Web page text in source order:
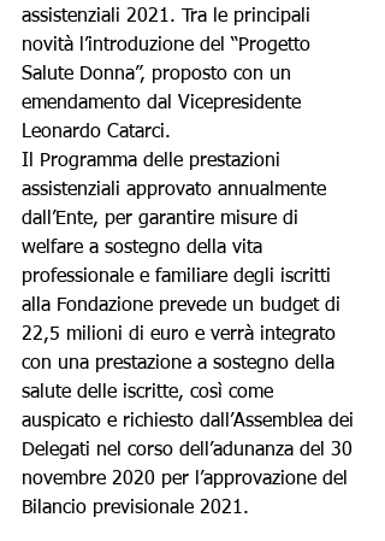
assistenziali 2021. Tra le principali
novità l’introduzione del “Progetto
Salute Donna”, proposto con un
emendamento dal Vicepresidente
Leonardo Catarci.
Il Programma delle prestazioni
assistenziali approvato annualmente
dall’Ente, per garantire misure di
welfare a sostegno della vita
professionale e familiare degli iscritti
alla Fondazione prevede un budget di
22,5 milioni di euro e verrà integrato
con una prestazione a sostegno della
salute delle iscritte, così come
auspicato e richiesto dall’Assemblea dei
Delegati nel corso dell’adunanza del 30
novembre 2020 per l’approvazione del
Bilancio previsionale 2021.